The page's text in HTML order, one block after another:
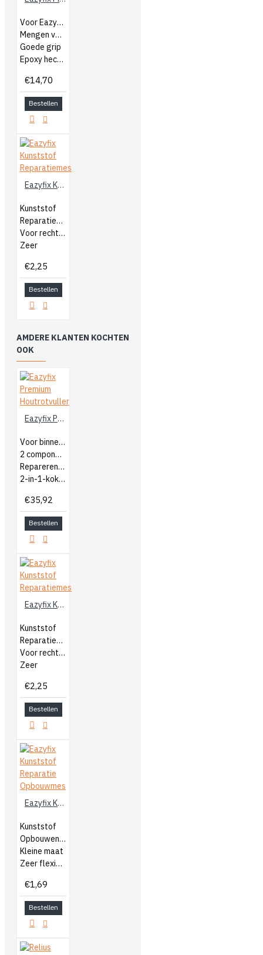
Voor Eazyfix producten
Mengen van 2 componenten
Goede grip
Epoxy hecht niet op plateau
€14,70
Bestellen
Eazyfix Kunststof Reparatiemes
Kunststof
Reparatiemes
Voor rechte hoeken
Zeer
€2,25
Bestellen
AMDERE KLANTEN KOCHTEN
OOK
Eazyfix Premium Houtrotvuller
Voor binnen en buiten
2 componenten houtrotvuller
Repareren van hout
2-in-1-koker
€35,92
Bestellen
Eazyfix Kunststof Reparatiemes
Kunststof
Reparatiemes
Voor rechte hoeken
Zeer
€2,25
Bestellen
Eazyfix Kunststof Reparatie Opbouwmes
Kunststof
Opbouwen van reparatie
Kleine maat
Zeer flexibel
€1,69
Bestellen